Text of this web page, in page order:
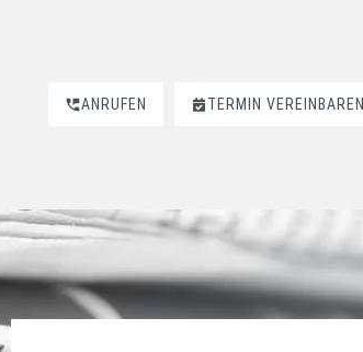
ANRUFEN TERMIN VEREINBAREN